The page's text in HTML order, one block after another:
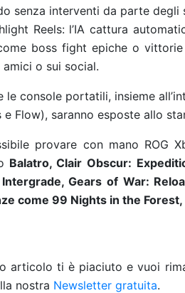
senza interventi da parte degli
Reels: l’IA cattura
boss fight epiche o
amici o sui social.
le console portatili, insieme
e Flow), saranno esposte allo
provare con mano ROG
Balatro, Clair Obscur:
Intergrade, Gears of War:
come 99 Nights in the Forest,
articolo ti è piaciuto e vuoi
nostra Newsletter gratuita.